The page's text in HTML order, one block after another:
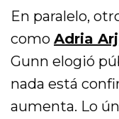
En paralelo,
comoAdria
Gunn elogió
nada está
aumenta. Lo